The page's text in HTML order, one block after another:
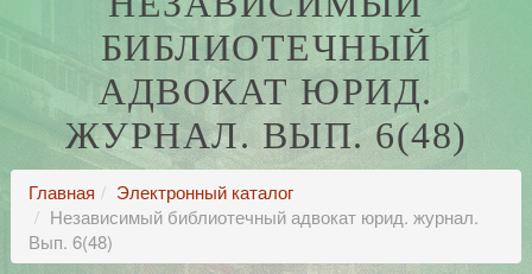
БИБЛИОТЕЧНЫЙ
АДВОКАТ ЮРИД.
ЖУРНАЛ. ВЫП. 6(48)
Главная
Электронный каталог
Независимый библиотечный адвокат юрид. журнал.
Вып. 6(48)